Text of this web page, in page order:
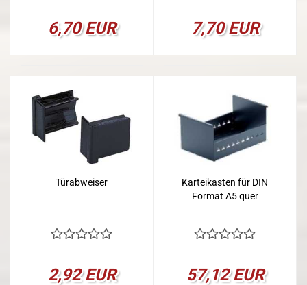
6,70 EUR 7,70 EUR
Türabweiser
2,92 EUR
Karteikasten für DIN
Format A5 quer
57,12 EUR